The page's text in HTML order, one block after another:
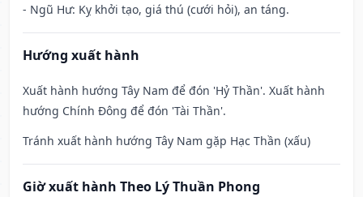
- Ngũ Hư: Kỵ khởi tạo, giá thú (cưới hỏi), an táng.
Hướng xuất hành
Xuất hành hướng Tây Nam để đón 'Hỷ Thần'. Xuất hành
hướng Chính Đông để đón 'Tài Thần'.
Tránh xuất hành hướng Tây Nam gặp Hạc Thần (xấu)
Giờ xuất hành Theo Lý Thuần Phong